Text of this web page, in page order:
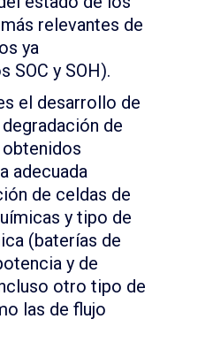
relevantes de
ya
SOC y SOH).
el desarrollo de
de
obtenidos
adecuada
de celdas de
y tipo de
(baterías de
y de
otro tipo de
las de flujo